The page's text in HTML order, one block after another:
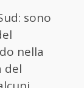
sono
nella
del